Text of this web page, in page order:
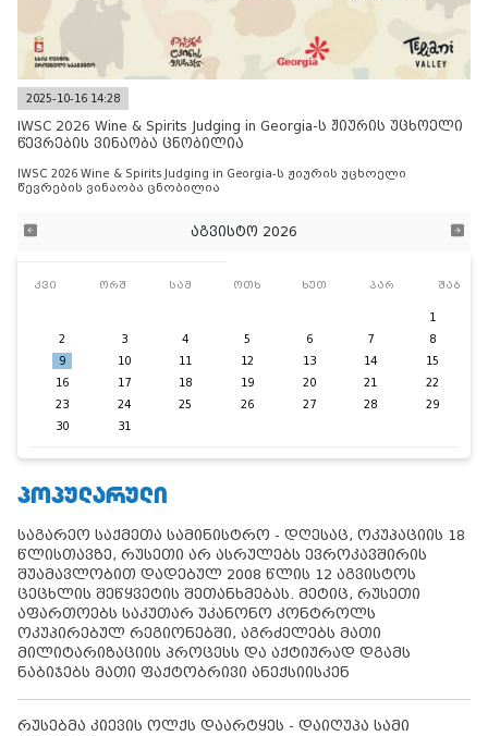
2025-10-16 14:28
IWSC 2026 Wine & Spirits Judging in Georgia-ს ჟიურის უცხოელი
წევრების ვინაობა ცნობილია
IWSC 2026 Wine & Spirits Judging in Georgia-ს ჟიურის უცხოელი
წევრების ვინაობა ცნობილია
აგვისტო 2026
კვი ორშ სამ ოთხ ხუთ პარ შაბ
1
2
3 4 5 6 7
8
9
10 11 12 13 14
15
16
17 18 19 20 21
22
23
24 25 26 27 28
29
30
31
ᲞᲝᲞᲣᲚᲐᲠᲣᲚᲘ
საგარეო საქმეთა სამინისტრო - დღესაც, ოკუპაციის 18
წლისთავზე, რუსეთი არ ასრულებს ევროკავშირის
შუამავლობით დადებულ 2008 წლის 12 აგვისტოს
ცეცხლის შეწყვეტის შეთანხმებას. მეტიც, რუსეთი
აფართოებს საკუთარ უკანონო კონტროლს
ოკუპირებულ რეგიონებში, აგრძელებს მათი
მილიტარიზაციის პროცესს და აქტიურად დგამს
ნაბიჯებს მათი ფაქტობრივი ანექსიისკენ
რუსებმა კიევის ოლქს დაარტყეს - დაიღუპა სამი